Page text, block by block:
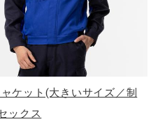
ケット(大きいサイズ／制
ックス